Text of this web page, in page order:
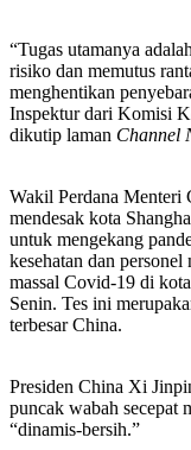
“Tugas utamanya
risiko dan memutus
menghentikan
Inspektur dari Komisi
dikutip laman Channel
Wakil Perdana Menteri
mendesak kota
untuk mengekang
kesehatan dan
massal Covid-19 di
Senin. Tes ini
terbesar China.
Presiden China Xi
puncak wabah secepat
“dinamis-bersih.”